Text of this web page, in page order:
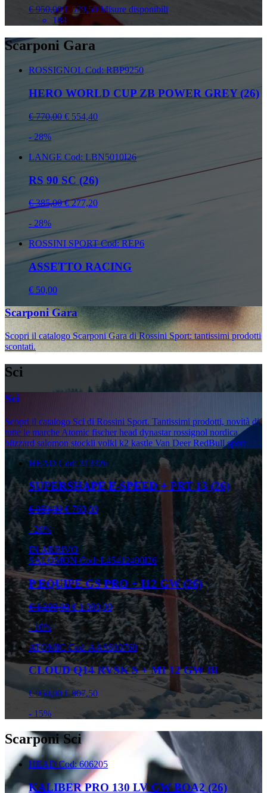
€ 950,00 € 579,50 Misure disponibili
184
Scarponi Gara
ROSSIGNOL Cod: RBP9250
HERO WORLD CUP ZB POWER GREY (26)
€ 770,00 € 554,40
- 28%
LANGE Cod: LBN5010I26
RS 90 SC (26)
€ 385,00 € 277,20
- 28%
ROSSINI SPORTCod: REP6
ASSETTO RACING
€ 50,00
Scarponi Gara
Scopri il catalogo Scarponi Gara di Rossini Sport: tantissimi prodotti
scontati.
Sci
Sci
Scopri il catalogo Sci di Rossini Sport. Tantissimi prodotti, novità di
tutte le marche Atomic fischer head dynastar rossignol nordica
blizzard salomon stockli volkl k2 kastle Van Deer RedBull sport
HEAD Cod: 313326
SUPERSHAPE E-SPEED + PRT 13 (26)
€ 950,00 € 760,00
- 20%
IN ARRIVO
SALOMON Cod: L45412400I26
P EQUIPE GS PRO + I12 GW (26)
€ 1.200,00 € 1.080,00
- 10%
ATOMIC Cod: AASS03768
CLOUD Q14 RVSK S + MI 12 GW Bl
€ 950,00 € 807,50
- 15%
Scarponi Sci
HEAD Cod: 606205
KALIBER PRO 130 LV GW BOA2 (26)